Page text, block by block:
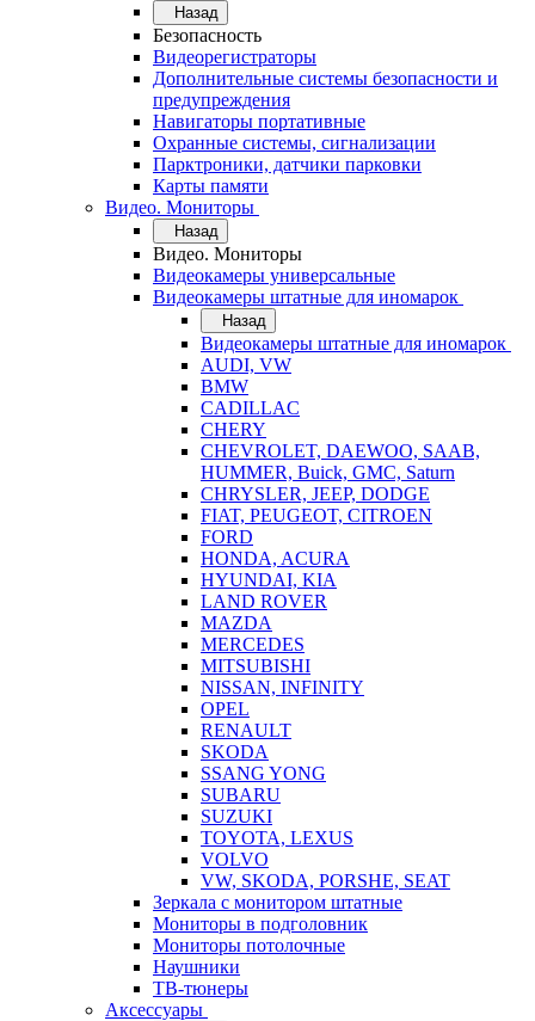
Назад
Безопасность
Видеорегистраторы
Дополнительные системы безопасности и
предупреждения
Навигаторы портативные
Охранные системы, сигнализации
Парктроники, датчики парковки
Карты памяти
Видео. Мониторы
Назад
Видео. Мониторы
Видеокамеры универсальные
Видеокамеры штатные для иномарок
Назад
Видеокамеры штатные для иномарок
AUDI, VW
BMW
CADILLAC
CHERY
CHEVROLET, DAEWOO, SAAB,
HUMMER, Buick, GMC, Saturn
CHRYSLER, JEEP, DODGE
FIAT, PEUGEOT, CITROEN
FORD
HONDA, ACURA
HYUNDAI, KIA
LAND ROVER
MAZDA
MERCEDES
MITSUBISHI
NISSAN, INFINITY
OPEL
RENAULT
SKODA
SSANG YONG
SUBARU
SUZUKI
TOYOTA, LEXUS
VOLVO
VW, SKODA, PORSHE, SEAT
Зеркала с монитором штатные
Мониторы в подголовник
Мониторы потолочные
Наушники
ТВ-тюнеры
Аксессуары